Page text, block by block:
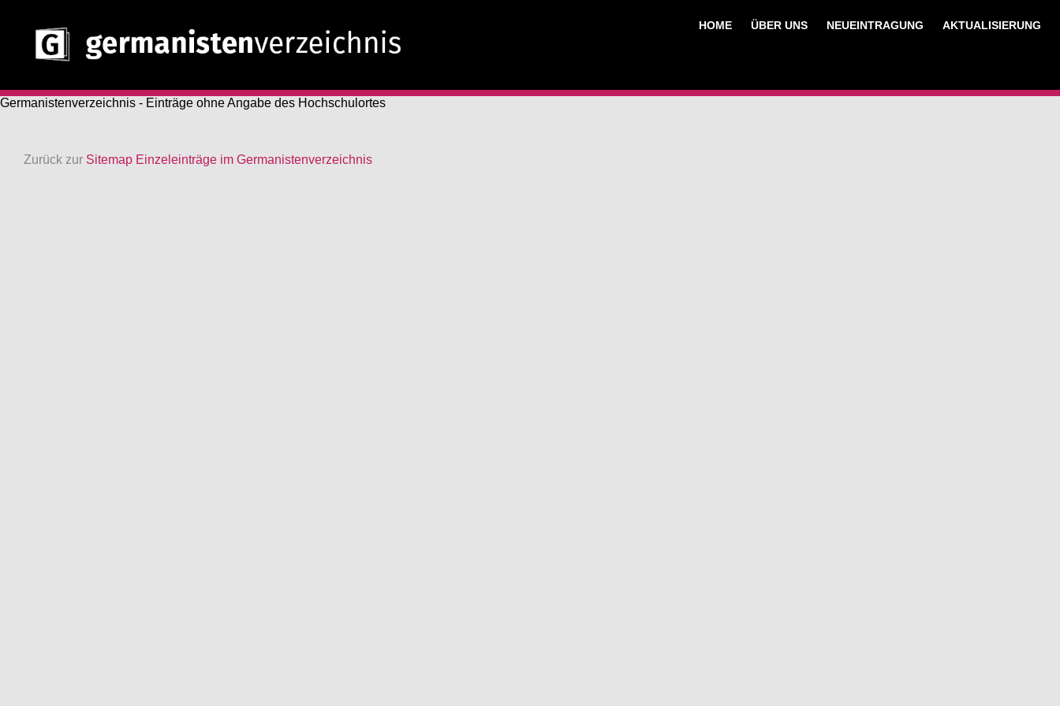
HOME ÜBER UNS NEUEINTRAGUNG AKTUALISIERUNG
Germanistenverzeichnis - Einträge ohne Angabe des Hochschulortes
Zurück zur Sitemap Einzeleinträge im Germanistenverzeichnis